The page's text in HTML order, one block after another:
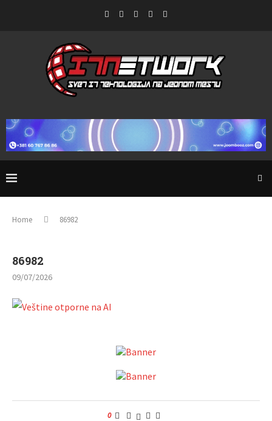
Home 86982
86982
09/07/2026
0